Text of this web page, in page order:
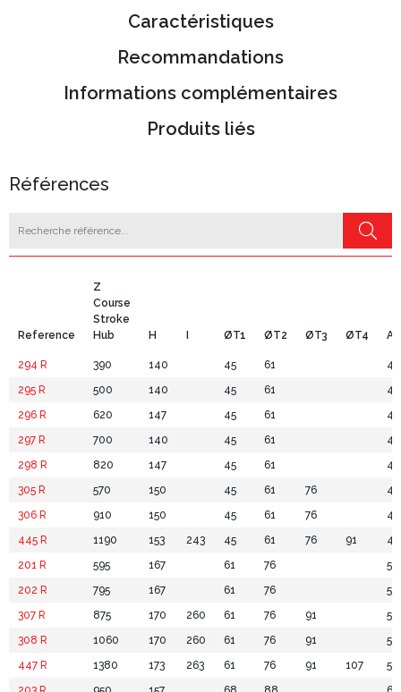
Caractéristiques
Recommandations
Informations complémentaires
Produits liés
Références
Reference
Z
Course
Stroke
Hub
H ØT1 ØT2 ØT3 ØT4 A
294 R 390 140 45 61
44
295 R
500 140 45 61
44
296 R
620 147 45 61
44
297 R
700 140 45 61
44
298 R
820 147 45 61
44
305 R
570 150 45 61 76
44
306 R
910 150 45 61 76
44
445 R
1190 153 243 45 61 76 91
44
201 R
595 167 61 76
55
202 R
795 167 61 76
55
307 R
875 170 260 61 76 91
55
308 R
1060 170 260 61 76 91
55
447 R
1380 173 263 61 76 91 107
55